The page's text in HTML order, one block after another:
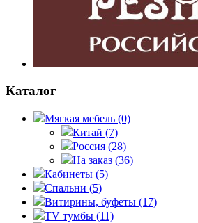
Каталог
Мягкая мебель (0)
Китай (7)
Россия (28)
На заказ (36)
Кабинеты (5)
Спальни (5)
Витирины, буфеты (17)
TV тумбы (11)